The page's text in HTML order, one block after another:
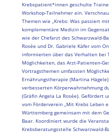
Krebspatient*innen geschulte
Workshop-Teilnehmer ein.
Themen wie „Krebs: Was passiert
komplementäre Medizin im
wie der Chefarzt des Schwarzwald-
Rosée und Dr. Gabriele Käfer vom
informierten über das Verhalten bei
Möglichkeiten, das Arzt-Patienten-
Vortragsthemen umfassten
Ernährungstherapie (Martina
verbesserten Körperwahrnehmung
(Gräfin Angela La Rosée). Gefördert
vom Förderverein „Mit Krebs Leben
Württemberg gemeinsam mit dem
Baar. Koordiniert wurde die
Krebsberatungsstelle Schwarzwald-